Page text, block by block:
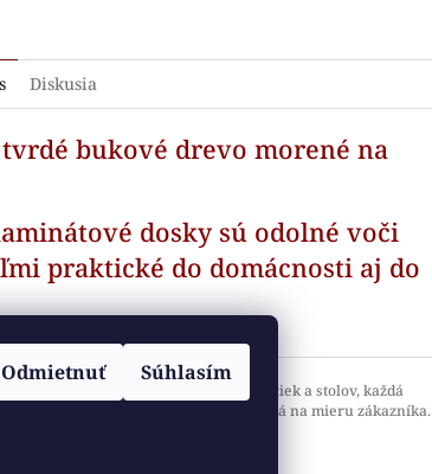
Odmietnuť Súhlasím
Diskusia
bukové drevo morené na
dosky sú odolné voči
praktické do domácnosti aj do
8:30
do
Sme zákazková výroba stoličiek a stolov, každá
objednávka je jedinečná , šitá na mieru zákazníka.